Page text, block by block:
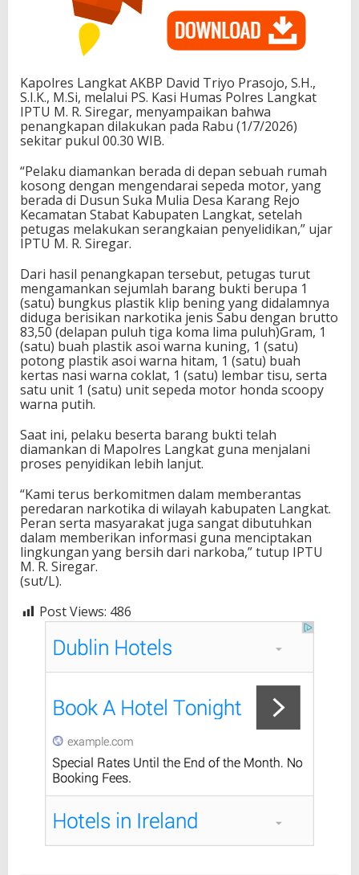
Kapolres Langkat AKBP David Triyo Prasojo, S.H.,
S.I.K., M.Si, melalui PS. Kasi Humas Polres Langkat
IPTU M. R. Siregar, menyampaikan bahwa
penangkapan dilakukan pada Rabu (1/7/2026)
sekitar pukul 00.30 WIB.
“Pelaku diamankan berada di depan sebuah rumah
kosong dengan mengendarai sepeda motor, yang
berada di Dusun Suka Mulia Desa Karang Rejo
Kecamatan Stabat Kabupaten Langkat, setelah
petugas melakukan serangkaian penyelidikan,” ujar
IPTU M. R. Siregar.
Dari hasil penangkapan tersebut, petugas turut
mengamankan sejumlah barang bukti berupa 1
(satu) bungkus plastik klip bening yang didalamnya
diduga berisikan narkotika jenis Sabu dengan brutto
83,50 (delapan puluh tiga koma lima puluh)Gram, 1
(satu) buah plastik asoi warna kuning, ⁠1 (satu)
potong plastik asoi warna hitam, ⁠1 (satu) buah
kertas nasi warna coklat, 1 (satu) lembar tisu, serta
satu unit 1 (satu) unit sepeda motor honda scoopy
warna putih.
Saat ini, pelaku beserta barang bukti telah
diamankan di Mapolres Langkat guna menjalani
proses penyidikan lebih lanjut.
“Kami terus berkomitmen dalam memberantas
peredaran narkotika di wilayah kabupaten Langkat.
Peran serta masyarakat juga sangat dibutuhkan
dalam memberikan informasi guna menciptakan
lingkungan yang bersih dari narkoba,” tutup IPTU
M. R. Siregar.
(sut/L).
Post Views: 486